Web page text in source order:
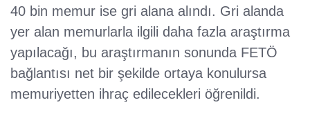
40 bin memur ise gri alana alındı. Gri alanda
yer alan memurlarla ilgili daha fazla araştırma
yapılacağı, bu araştırmanın sonunda FETÖ
bağlantısı net bir şekilde ortaya konulursa
memuriyetten ihraç edilecekleri öğrenildi.